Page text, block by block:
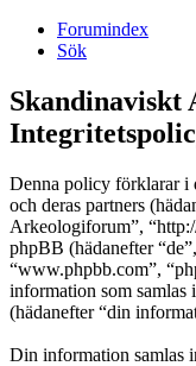
Forumindex
Sök
Skandinaviskt
Denna policy förklarar i
och deras partners
Arkeologiforum”,
phpBB (hädanefter
“www.phpbb.com”,
information som samlas
(hädanefter “din
Din information samlas